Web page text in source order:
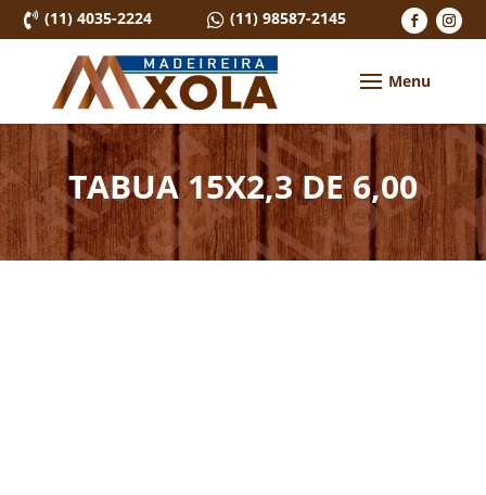
 (11) 4035-2224  (11) 98587-2145
TABUA 15X2,3 DE 6,00